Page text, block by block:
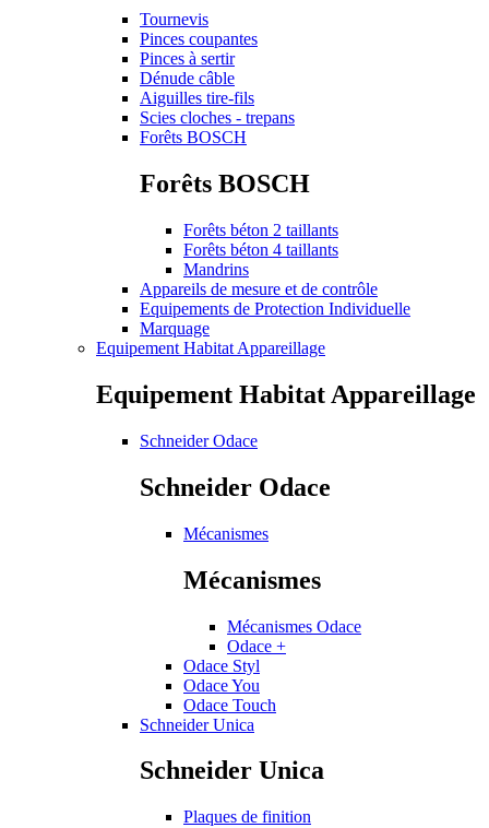
Tournevis
Pinces coupantes
Pinces à sertir
Dénude câble
Aiguilles tire-fils
Scies cloches - trepans
Forêts BOSCH
Forêts BOSCH
Forêts béton 2 taillants
Forêts béton 4 taillants
Mandrins
Appareils de mesure et de contrôle
Equipements de Protection Individuelle
Marquage
Equipement Habitat Appareillage
Equipement Habitat Appareillage
Schneider Odace
Schneider Odace
Mécanismes
Mécanismes
Mécanismes Odace
Odace +
Odace Styl
Odace You
Odace Touch
Schneider Unica
Schneider Unica
Plaques de finition